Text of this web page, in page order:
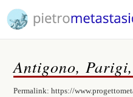
Antigono,
Permalink:https://